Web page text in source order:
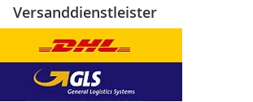
Versanddienstleister